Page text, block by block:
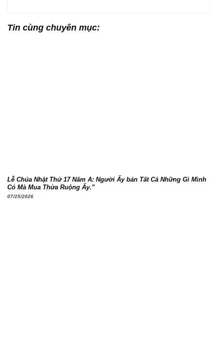
Tin cùng chuyên mục:
Lễ Chúa Nhật Thứ 17 Năm A: Người Ấy bán Tất Cả Những Gì Mình
Có Mà Mua Thửa Ruộng Ấy.”
07/25/2026